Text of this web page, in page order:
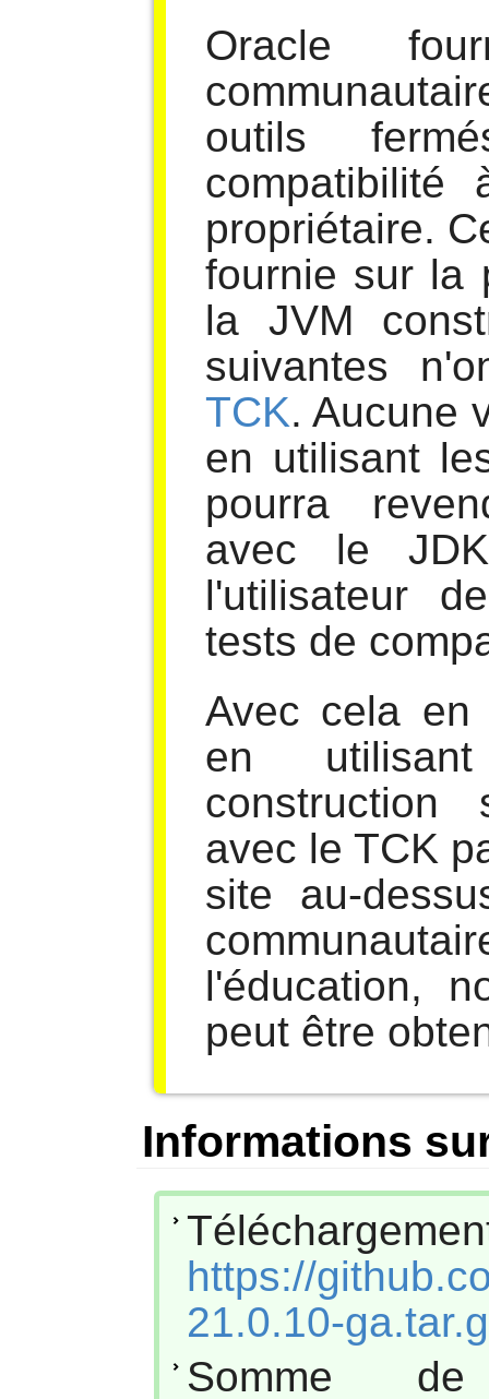
Oracle
outils
propriétaire.
fournie sur la
la JVM
suivantes
TCK. Aucune
en utilisant
pourra
avec le
l'utilisateur
tests de
Avec cela en
en
construction
avec le TCK
site au-
l'éducation,
peut être
Informations
https://
21.0.10-
Somme